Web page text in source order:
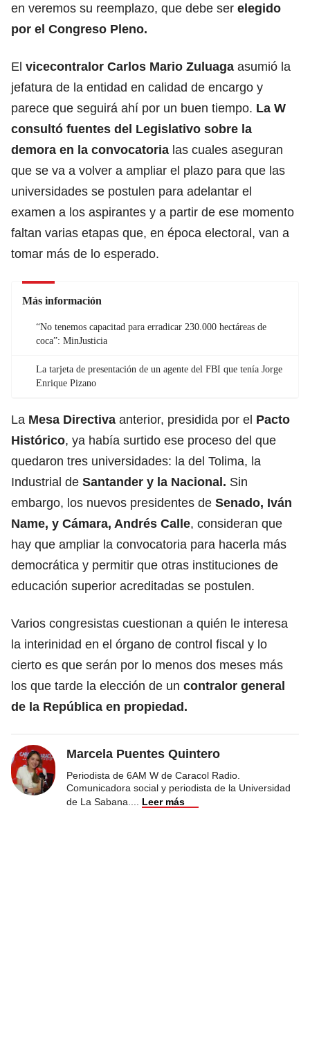
en veremos su reemplazo, que debe ser elegido
por el Congreso Pleno.
El vicecontralor Carlos Mario Zuluaga asumió la
jefatura de la entidad en calidad de encargo y
parece que seguirá ahí por un buen tiempo. La W
consultó fuentes del Legislativo sobre la
demora en la convocatoria las cuales aseguran
que se va a volver a ampliar el plazo para que las
universidades se postulen para adelantar el
examen a los aspirantes y a partir de ese momento
faltan varias etapas que, en época electoral, van a
tomar más de lo esperado.
Más información
“No tenemos capacitad para erradicar 230.000 hectáreas de
coca”: MinJusticia
La tarjeta de presentación de un agente del FBI que tenía Jorge
Enrique Pizano
La Mesa Directiva anterior, presidida por el Pacto
Histórico, ya había surtido ese proceso del que
quedaron tres universidades: la del Tolima, la
Industrial de Santander y la Nacional. Sin
embargo, los nuevos presidentes de Senado, Iván
Name, y Cámara, Andrés Calle, consideran que
hay que ampliar la convocatoria para hacerla más
democrática y permitir que otras instituciones de
educación superior acreditadas se postulen.
Varios congresistas cuestionan a quién le interesa
la interinidad en el órgano de control fiscal y lo
cierto es que serán por lo menos dos meses más
los que tarde la elección de un contralor general
de la República en propiedad.
Marcela Puentes Quintero
Periodista de 6AM W de Caracol Radio.
Comunicadora social y periodista de la Universidad
de La Sabana.
Leer más